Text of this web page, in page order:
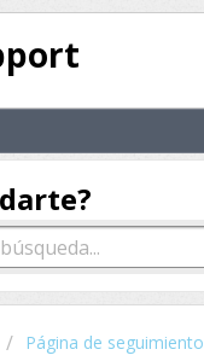
Página de seguimiento